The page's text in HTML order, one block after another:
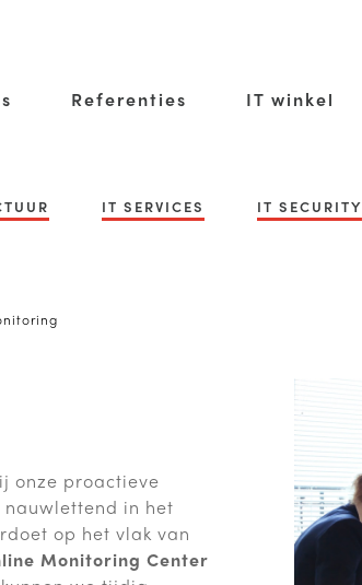
Referenties IT winkel
IT SERVICES IT SECURITY
onze proactieve
nauwlettend in het
op het vlak van
Monitoring Center